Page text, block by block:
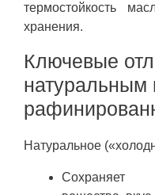
термостойкость
хранения.
Ключевые
натуральным
Натуральное
Сохраняет